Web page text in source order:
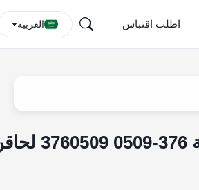
اطلب اقتباس العربية
حاقن الوقود بالسكك الحديدية المشتركة 376-